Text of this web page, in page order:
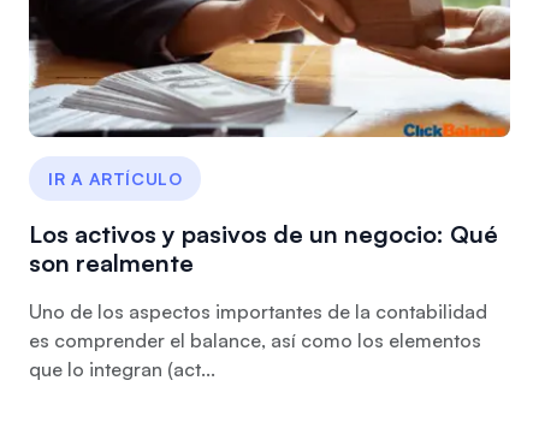
IR A ARTÍCULO
Los activos y pasivos de un negocio: Qué
son realmente
Uno de los aspectos importantes de la contabilidad
es comprender el balance, así como los elementos
que lo integran (act...